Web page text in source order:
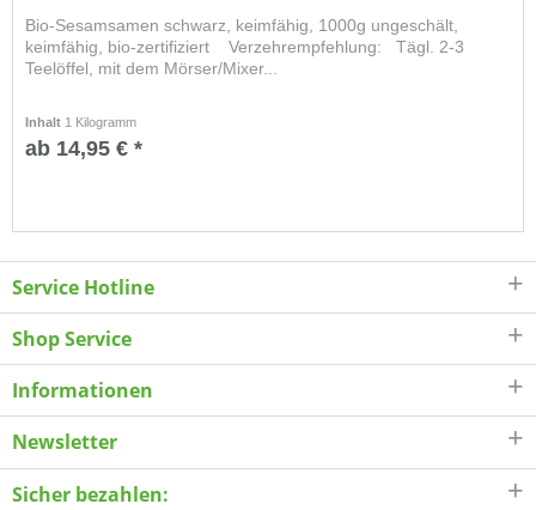
Bio-Sesamsamen schwarz, keimfähig, 1000g ungeschält,
keimfähig, bio-zertifiziert Verzehrempfehlung: Tägl. 2-3
Teelöffel, mit dem Mörser/Mixer...
Inhalt 1 Kilogramm
ab 14,95 € *
Service Hotline
Shop Service
Informationen
Newsletter
Sicher bezahlen: